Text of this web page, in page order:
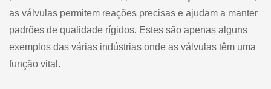
as válvulas permitem reações precisas e ajudam a manter
padrões de qualidade rígidos. Estes são apenas alguns
exemplos das várias indústrias onde as válvulas têm uma
função vital.